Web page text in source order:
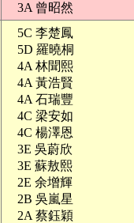
3A 曾昭然
5C 李楚鳳
5D 羅曉桐
4A 林聞熙
4A 黃浩賢
4A 石瑞豐
4C 梁安如
4C 楊澤恩
3E 吳蔚欣
3E 蘇敖熙
2E 余增輝
2B 吳嵐星
2A 蔡鈺穎